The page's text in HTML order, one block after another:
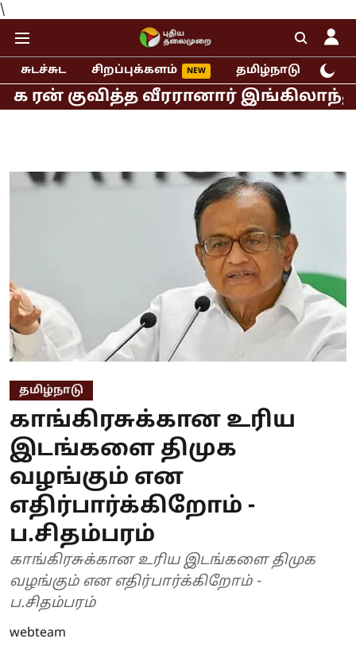
\
சுடச்சுட சிறப்புக்களம் தமிழ்நாடு
வீரரானார் இங்கிலாந்து ஜோஸ்
தமிழ்நாடு
காங்கிரசுக்கான உரிய
இடங்களை திமுக
வழங்கும் என
எதிர்பார்க்கிறோம் -
ப.சிதம்பரம்
காங்கிரசுக்கான உரிய இடங்களை திமுக
வழங்கும் என எதிர்பார்க்கிறோம் -
ப.சிதம்பரம்
webteam